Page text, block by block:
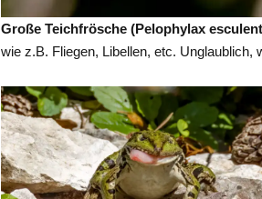
Große Teichfrösche (Pelophylax
wie z.B. Fliegen, Libellen, etc. Unglaublich,